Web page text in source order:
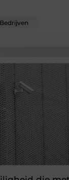
Bedrijven